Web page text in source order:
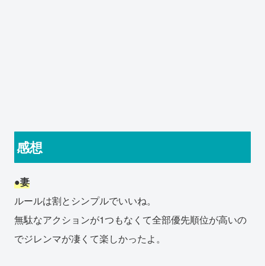
感想
●妻
ルールは割とシンプルでいいね。
無駄なアクションが1つもなくて全部優先順位が高いの
でジレンマが凄くて楽しかったよ。